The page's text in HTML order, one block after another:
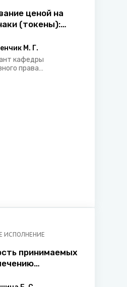
ценой на
(токены):
М. Г.
кафедры
права
ИСПОЛНЕНИЕ
принимаемых